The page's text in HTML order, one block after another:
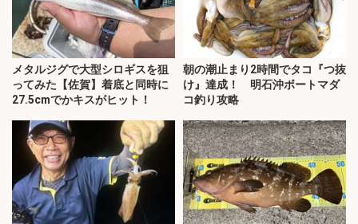
メタルジグで大型シロギスを狙
ってみた【佐賀】着底と同時に
27.5cmでかキスがヒット！
朝の潮止まり2時間でタコ『つ抜
け』達成！ 明石沖ボートマダ
コ釣り攻略